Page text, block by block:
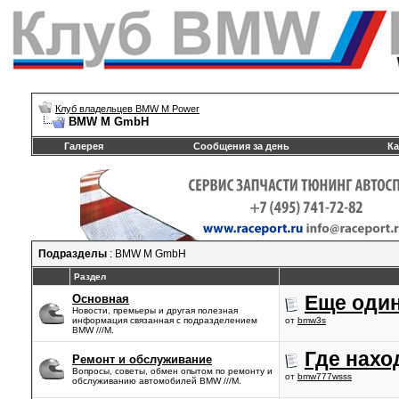
Клуб владельцев BMW M Power
BMW M GmbH
Галерея Сообщения за день
Подразделы : BMW M GmbH
Раздел
Основная
Новости, премьеры и другая полезная
информация связанная с подразделением
BMW ///М.
Еще
от bmw3s
Ремонт и обслуживание
Вопросы, советы, обмен опытом по ремонту и
обслуживанию автомобилей BMW ///М.
Где
от bmw777wsss